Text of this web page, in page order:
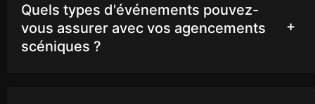
Quels types d'événements pouvez-
vous assurer avec vos agencements
scéniques ?